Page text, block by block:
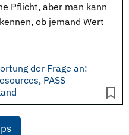
Pflicht, aber man kann
ob jemand Wert
der Frage an:
PASS